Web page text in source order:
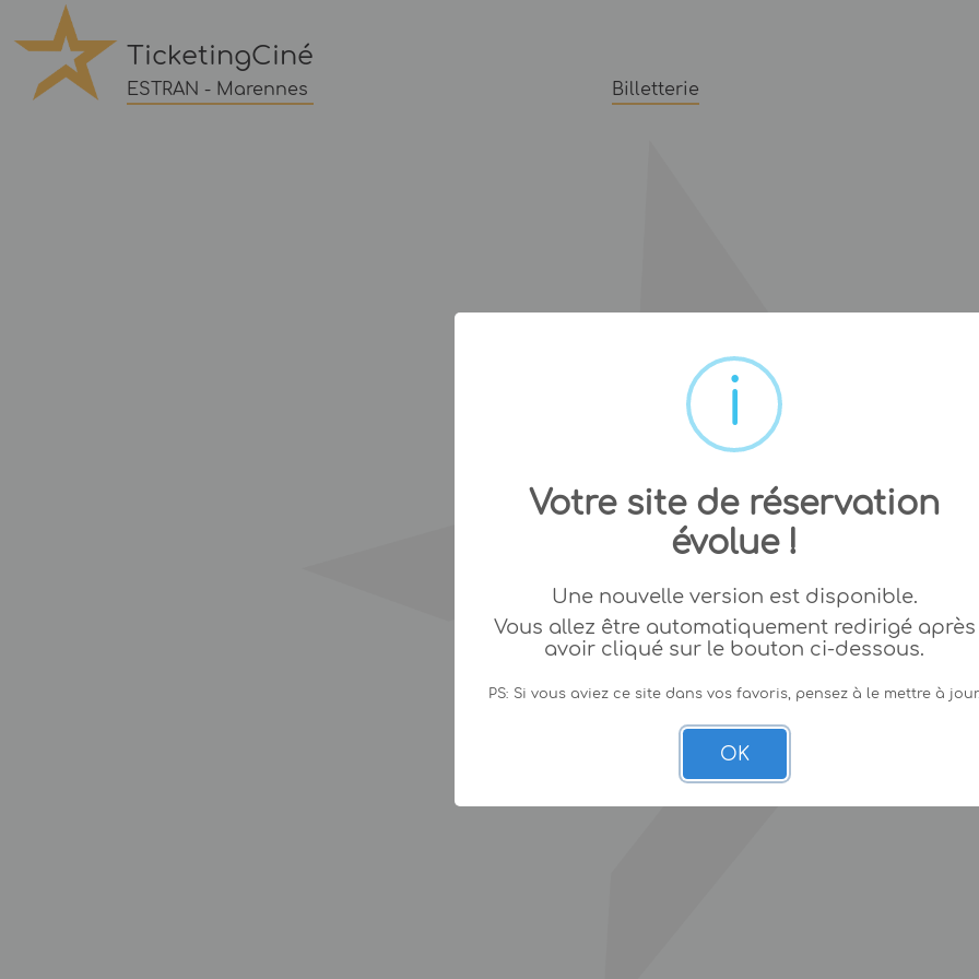
TicketingCiné
ESTRAN - Marennes Billetterie
Votre site de réservation
évolue !
Une nouvelle version est disponible.
Vous allez être automatiquement redirigé après
avoir cliqué sur le bouton ci-dessous.
PS: Si vous aviez ce site dans vos favoris, pensez à le mettre à
OK